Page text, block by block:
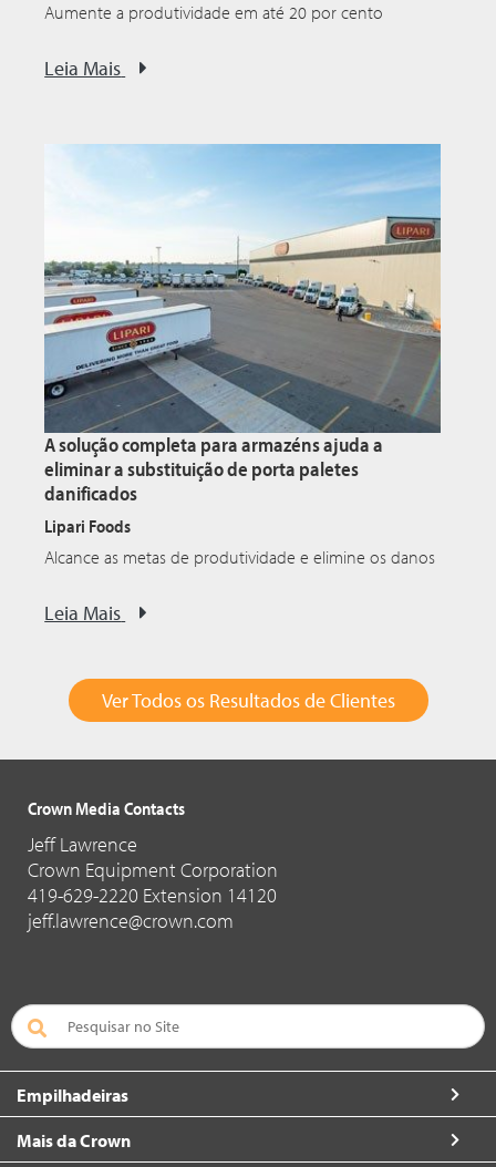
Aumente a produtividade em até 20 por cento
Leia Mais
A solução completa para armazéns ajuda a
eliminar a substituição de porta paletes
danificados
Lipari Foods
Alcance as metas de produtividade e elimine os danos
Leia Mais
Ver Todos os Resultados de Clientes
Crown Media Contacts
Jeff Lawrence
Crown Equipment Corporation
419-629-2220 Extension 14120
jeff.lawrence@crown.com
Empilhadeiras
Mais da Crown